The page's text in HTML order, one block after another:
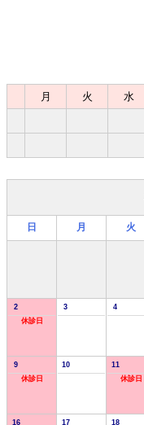
月 火 水
日 月 火
2
休診日
3 4
9
休診日
10
11
休診日
16
17 18